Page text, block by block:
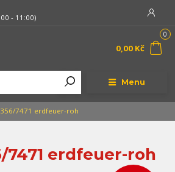
Menu
- 11:00)
0
0,00 Kč
7471 erdfeuer-roh
7471 erdfeuer-roh